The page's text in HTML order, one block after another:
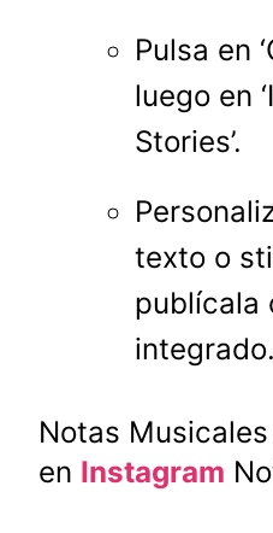
Pulsa en
luego en
Stories’.
texto o
publícala
integrado.
Notas
en Instagram